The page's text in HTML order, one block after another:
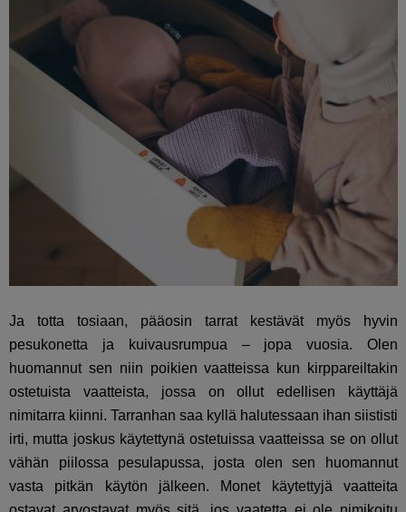
Ja totta tosiaan, pääosin tarrat kestävät myös hyvin
pesukonetta ja kuivausrumpua – jopa vuosia. Olen
huomannut sen niin poikien vaatteissa kun kirppareiltakin
ostetuista vaatteista, jossa on ollut edellisen käyttäjä
nimitarra kiinni. Tarranhan saa kyllä halutessaan ihan siististi
irti, mutta joskus käytettynä ostetuissa vaatteissa se on ollut
vähän piilossa pesulapussa, josta olen sen huomannut
vasta pitkän käytön jälkeen. Monet käytettyjä vaatteita